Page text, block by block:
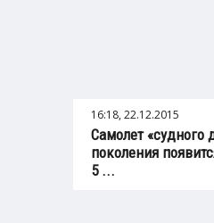
16:18, 22.12.2015
Самолет «судного
поколения
5 ...